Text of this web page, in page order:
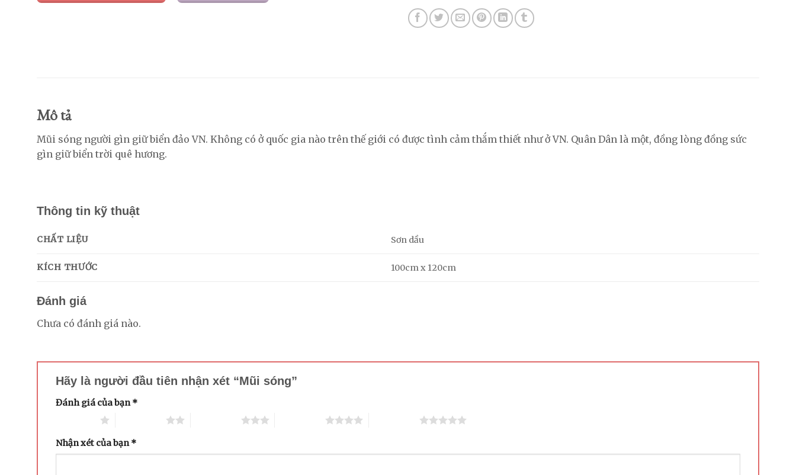
Mô tả
Mũi sóng người gìn giữ biển đảo VN. Không có ở quốc gia nào trên thế giới có được tình cảm thắm thiết như ở VN. Quân Dân là một, đồng lòng đồng sức
gìn giữ biển trời quê hương.
Thông tin kỹ thuật
CHẤT LIỆU Sơn dầu
KÍCH THƯỚC 100cm x 120cm
Đánh giá
Chưa có đánh giá nào.
Hãy là người đầu tiên nhận xét “Mũi sóng”
Đánh giá của bạn*
Nhận xét của bạn*